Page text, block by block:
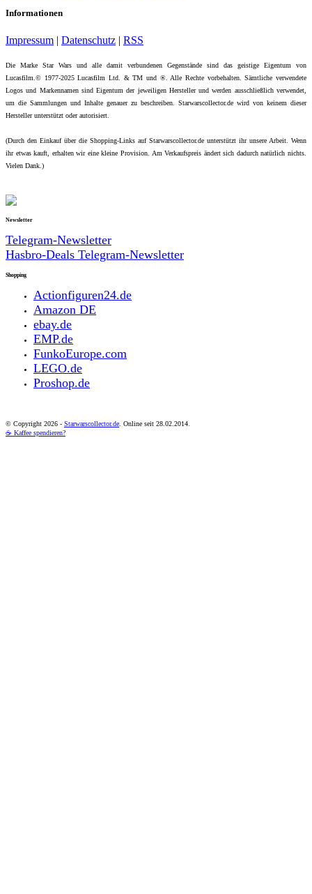
Informationen
Impressum | Datenschutz | RSS
Die Marke Star Wars und alle damit verbundenen Gegenstände sind das geistige Eigentum von
Lucasfilm.© 1977-2025 Lucasfilm Ltd. & TM und ®. Alle Rechte vorbehalten. Sämtliche verwendete
Logos und Markennamen sind Eigentum der jeweiligen Hersteller und werden ausschließlich verwendet,
um die Sammlungen und Inhalte genauer zu beschreiben. Starwarscollector.de wird von keinem dieser
Hersteller unterstützt oder autorisiert.
(Durch den Einkauf über die Shopping-Links auf Starwarscollector.de unterstützt ihr unsere Arbeit. Wenn
ihr etwas kauft, erhalten wir eine kleine Provision. Am Verkaufspreis ändert sich dadurch natürlich nichts.
Vielen Dank.)
Newsletter
Telegram-Newsletter
Hasbro-Deals Telegram-Newsletter
Shopping
Actionfiguren24.de
Amazon DE
ebay.de
EMP.de
FunkoEurope.com
LEGO.de
Proshop.de
© Copyright 2026 - Starwarscollector.de . Online seit 28.02.2014.
☕ Kaffee spendieren?